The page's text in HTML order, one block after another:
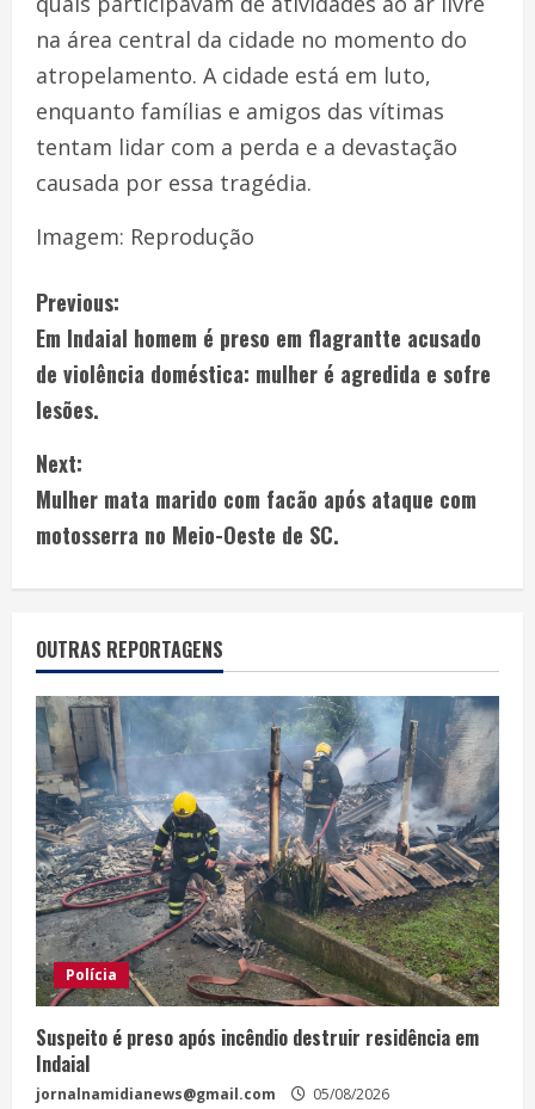
na área central da cidade no momento do
atropelamento. A cidade está em luto,
enquanto famílias e amigos das vítimas
tentam lidar com a perda e a devastação
causada por essa tragédia.
Imagem: Reprodução
Previous:
Em Indaial homem é preso em flagrantte acusado
de violência doméstica: mulher é agredida e sofre
lesões.
Next:
Mulher mata marido com facão após ataque com
motosserra no Meio-Oeste de SC.
OUTRAS REPORTAGENS
Polícia
Suspeito é preso após incêndio destruir residência em
Indaial
jornalnamidianews@gmail.com 05/08/2026